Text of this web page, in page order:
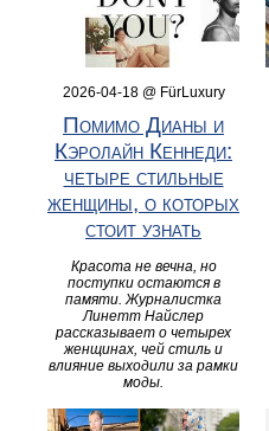
2026-04-18 @ FürLuxury
Помимо Дианы и
Кэролайн Кеннеди:
четыре стильные
женщины, о которых
стоит узнать
Красота не вечна, но
поступки остаются в
памяти. Журналистка
Линетт Найслер
рассказывает о четырех
женщинах, чей стиль и
влияние выходили за рамки
моды.